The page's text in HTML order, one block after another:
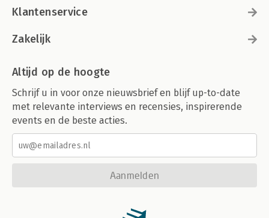
Klantenservice
Zakelijk
Altijd op de hoogte
Schrijf u in voor onze nieuwsbrief en blijf up-to-date
met relevante interviews en recensies, inspirerende
events en de beste acties.
Aanmelden